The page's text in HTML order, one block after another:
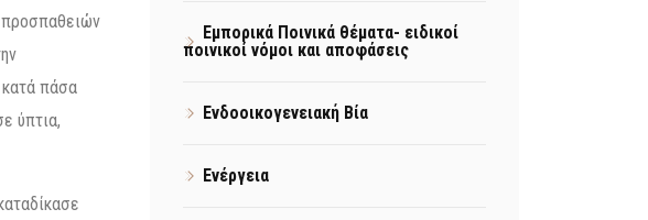
προσπαθειών
κατά πάσα
ύπτια,
Εμπορικά Ποινικά θέματα- ειδικοί
ποινικοί νόμοι και αποφάσεις
Ενδοοικογενειακή Βία
Ενέργεια